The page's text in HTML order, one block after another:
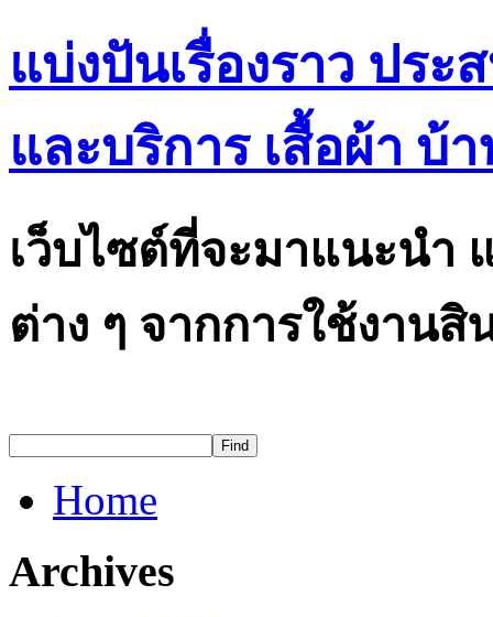
แบ่งปันเรื่องราว ปร
และบริการ เสื้อผ้า บ้
เว็บไซต์ที่จะมาแนะนำ
ต่าง ๆ จากการใช้งาน
Home
Archives